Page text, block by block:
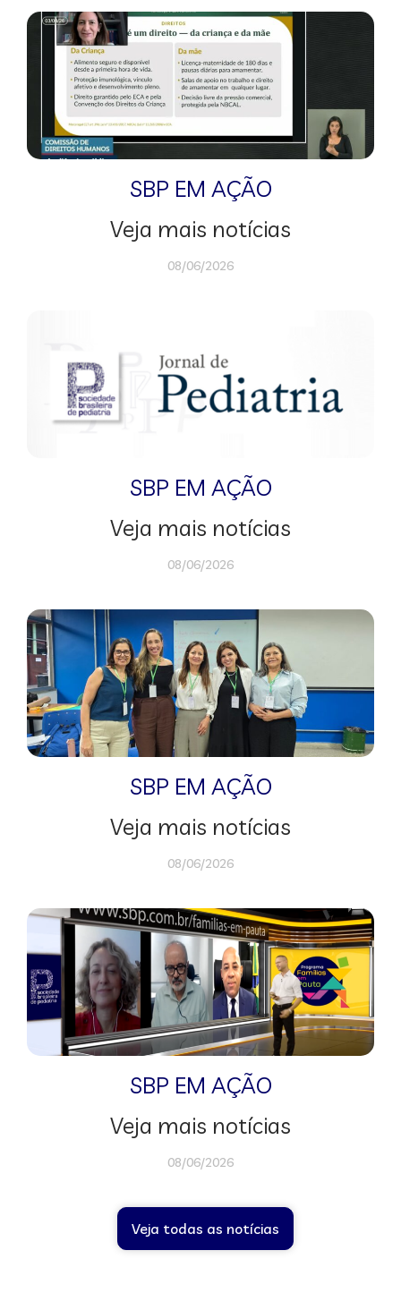
SBP EM AÇÃO
Veja mais notícias
08/06/2026
SBP EM AÇÃO
Veja mais notícias
08/06/2026
SBP EM AÇÃO
Veja mais notícias
08/06/2026
SBP EM AÇÃO
Veja mais notícias
08/06/2026
Veja todas as notícias